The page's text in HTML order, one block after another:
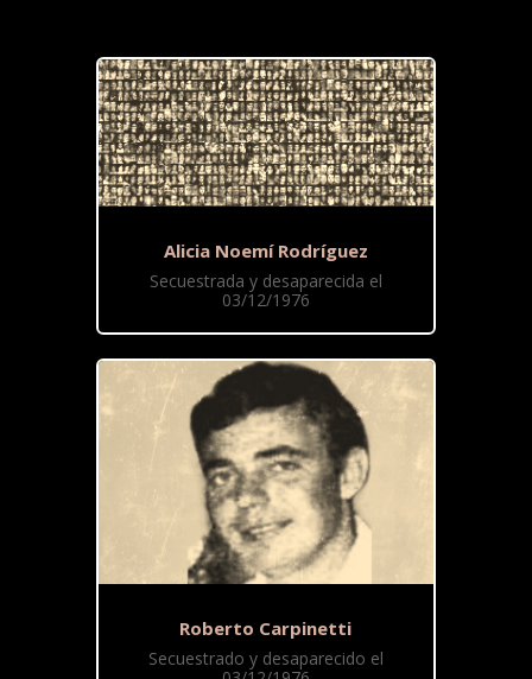
Alicia Noemí Rodríguez
Secuestrada y desaparecida el
03/12/1976
Roberto Carpinetti
Secuestrado y desaparecido el